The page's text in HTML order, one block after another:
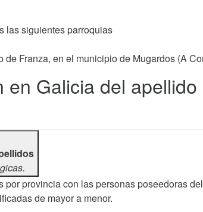
las siguientes parroquias
de Franza, en el municipio de Mugardos (A
en Galicia del apellido
por provincia con las personas poseedoras
de mayor a menor.